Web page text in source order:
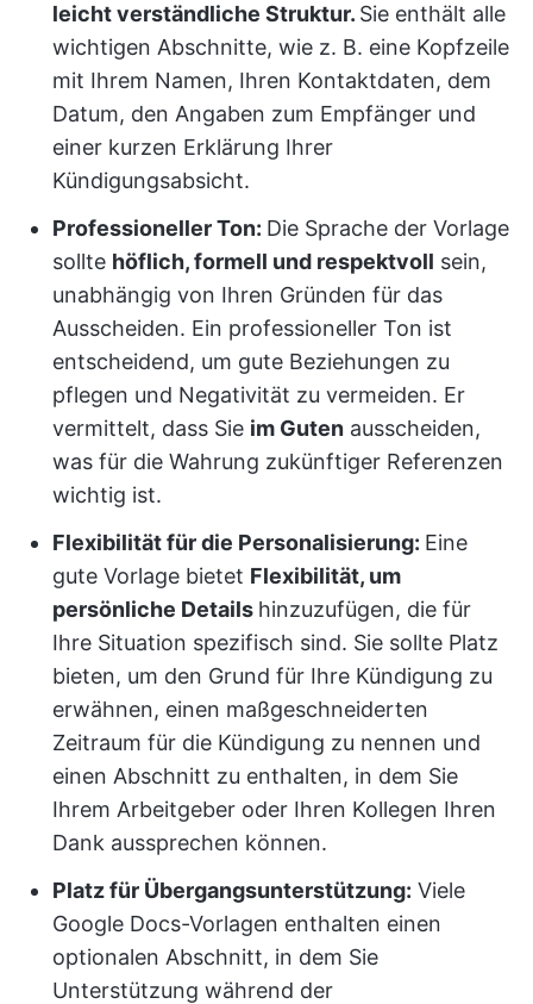
leicht verständliche Struktur. Sie enthält alle
wichtigen Abschnitte, wie z. B. eine Kopfzeile
mit Ihrem Namen, Ihren Kontaktdaten, dem
Datum, den Angaben zum Empfänger und
einer kurzen Erklärung Ihrer
Kündigungsabsicht.
Professioneller Ton: Die Sprache der Vorlage
sollte höflich, formell und respektvoll sein,
unabhängig von Ihren Gründen für das
Ausscheiden. Ein professioneller Ton ist
entscheidend, um gute Beziehungen zu
pflegen und Negativität zu vermeiden. Er
vermittelt, dass Sie im Guten ausscheiden,
was für die Wahrung zukünftiger Referenzen
wichtig ist.
Flexibilität für die Personalisierung: Eine
gute Vorlage bietet Flexibilität, um
persönliche Details hinzuzufügen, die für
Ihre Situation spezifisch sind. Sie sollte Platz
bieten, um den Grund für Ihre Kündigung zu
erwähnen, einen maßgeschneiderten
Zeitraum für die Kündigung zu nennen und
einen Abschnitt zu enthalten, in dem Sie
Ihrem Arbeitgeber oder Ihren Kollegen Ihren
Dank aussprechen können.
Platz für Übergangsunterstützung: Viele
Google Docs-Vorlagen enthalten einen
optionalen Abschnitt, in dem Sie
Unterstützung während der